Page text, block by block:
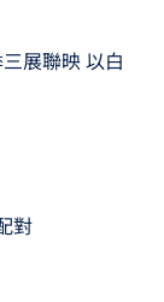
展聯映 以白
對